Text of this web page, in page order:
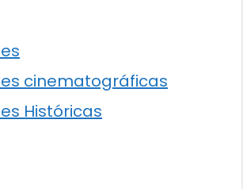
cinematográficas
Históricas